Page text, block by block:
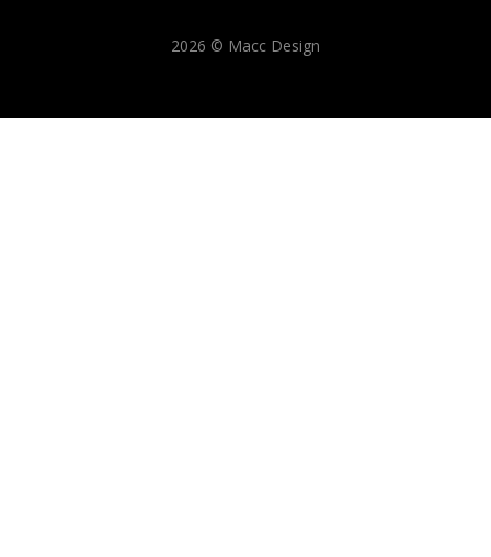
2026 © Macc Design